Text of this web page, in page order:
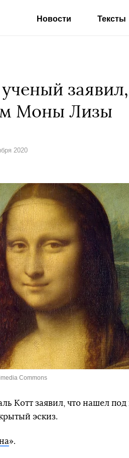
Новости Тексты
Моны Лизы
2020
Commons
Котт заявил, что нашел под
эскиз.
».